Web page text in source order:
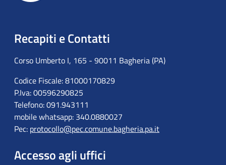
Recapiti e Contatti
Corso Umberto I, 165 - 90011 Bagheria (PA)
Codice Fiscale: 81000170829
P.Iva: 00596290825
Telefono: 091.943111
mobile whatsapp: 340.0880027
Pec: protocollo@pec.comune.bagheria.pa.it
Accesso agli uffici